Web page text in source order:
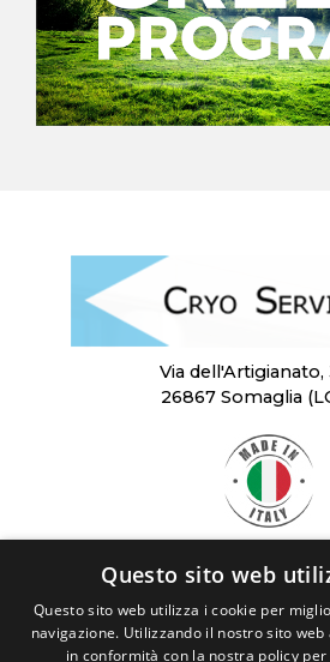
Via dell'Artigianato,
26867 Somaglia
SCARICA
LA
CRYO
Questo sito web
Questo sito web utilizza i cookie per
navigazione. Utilizzando il nostro sito
in conformità con la nostra policy per